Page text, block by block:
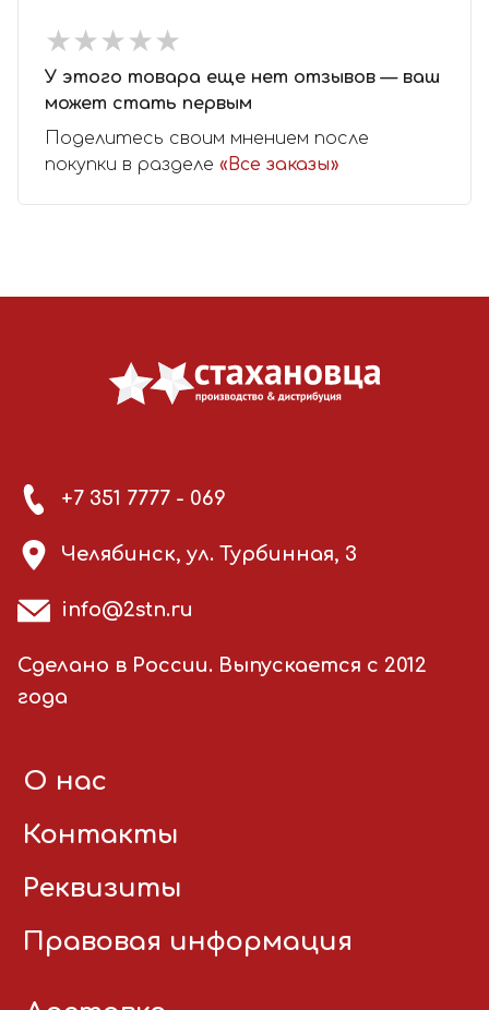
★★★★★
★★★★★
У этого товара еще нет отзывов — ваш
может стать первым
Поделитесь своим мнением после
покупки в разделе «Все заказы»
+7 351 7777 - 069
Челябинск, ул. Турбинная, 3
info@2stn.ru
Сделано в России. Выпускается с 2012
года
О нас
Контакты
Реквизиты
Правовая информация